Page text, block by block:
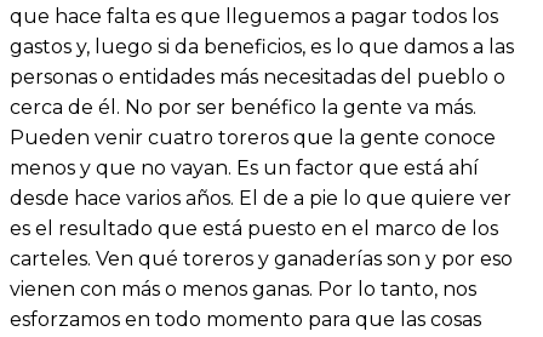
que hace falta es que lleguemos a pagar todos los
gastos y, luego si da beneficios, es lo que damos a las
personas o entidades más necesitadas del pueblo o
cerca de él. No por ser benéfico la gente va más.
Pueden venir cuatro toreros que la gente conoce
menos y que no vayan. Es un factor que está ahí
desde hace varios años. El de a pie lo que quiere ver
es el resultado que está puesto en el marco de los
carteles. Ven qué toreros y ganaderías son y por eso
vienen con más o menos ganas. Por lo tanto, nos
esforzamos en todo momento para que las cosas